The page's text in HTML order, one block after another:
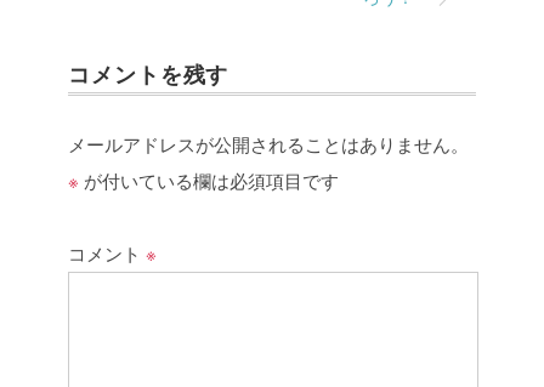
コメントを残す
メールアドレスが公開されることはありません。
※ が付いている欄は必須項目です
コメント ※